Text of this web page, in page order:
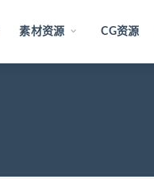
素材资源 CG资源